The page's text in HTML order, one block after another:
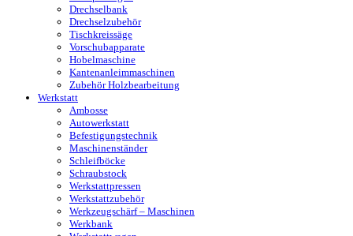
Drechselbank
Drechselzubehör
Tischkreissäge
Vorschubapparate
Hobelmaschine
Kantenanleimmaschinen
Zubehör Holzbearbeitung
Werkstatt
Ambosse
Autowerkstatt
Befestigungstechnik
Maschinenständer
Schleifböcke
Schraubstock
Werkstattpressen
Werkstattzubehör
Werkzeugschärf – Maschinen
Werkbank